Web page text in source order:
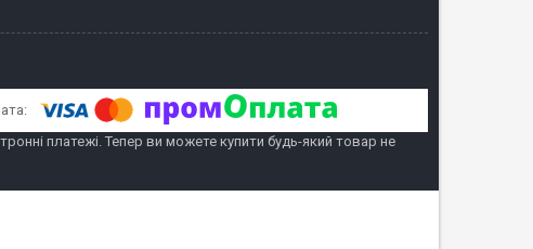
платежі. Тепер ви можете купити будь-який товар не